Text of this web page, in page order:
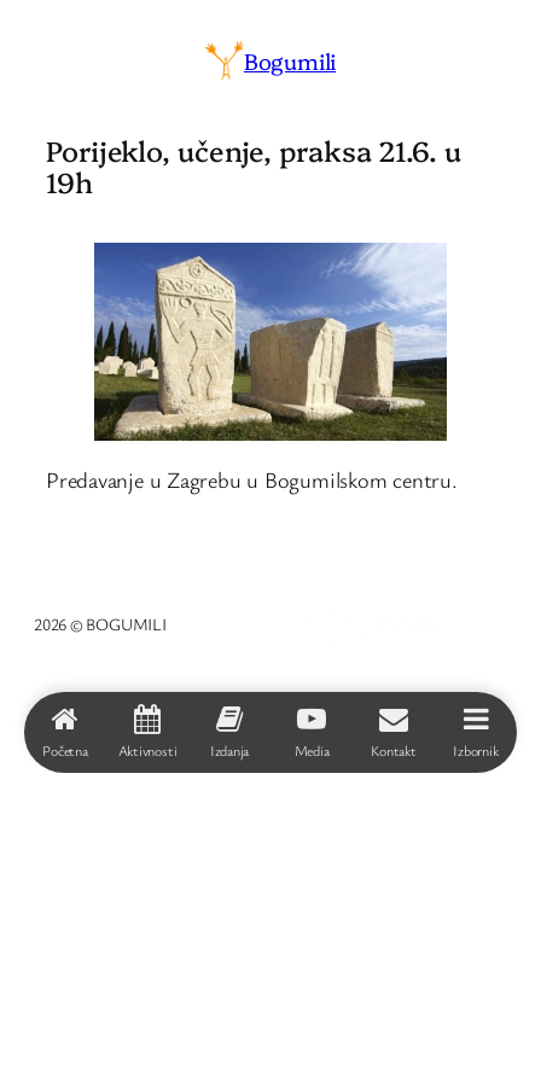
Bogumili
Porijeklo, učenje, praksa 21.6. u
19h
Predavanje u Zagrebu u Bogumilskom centru.
2026 © BOGUMILI
Početna Aktivnosti Izdanja Media Kontakt Izbornik